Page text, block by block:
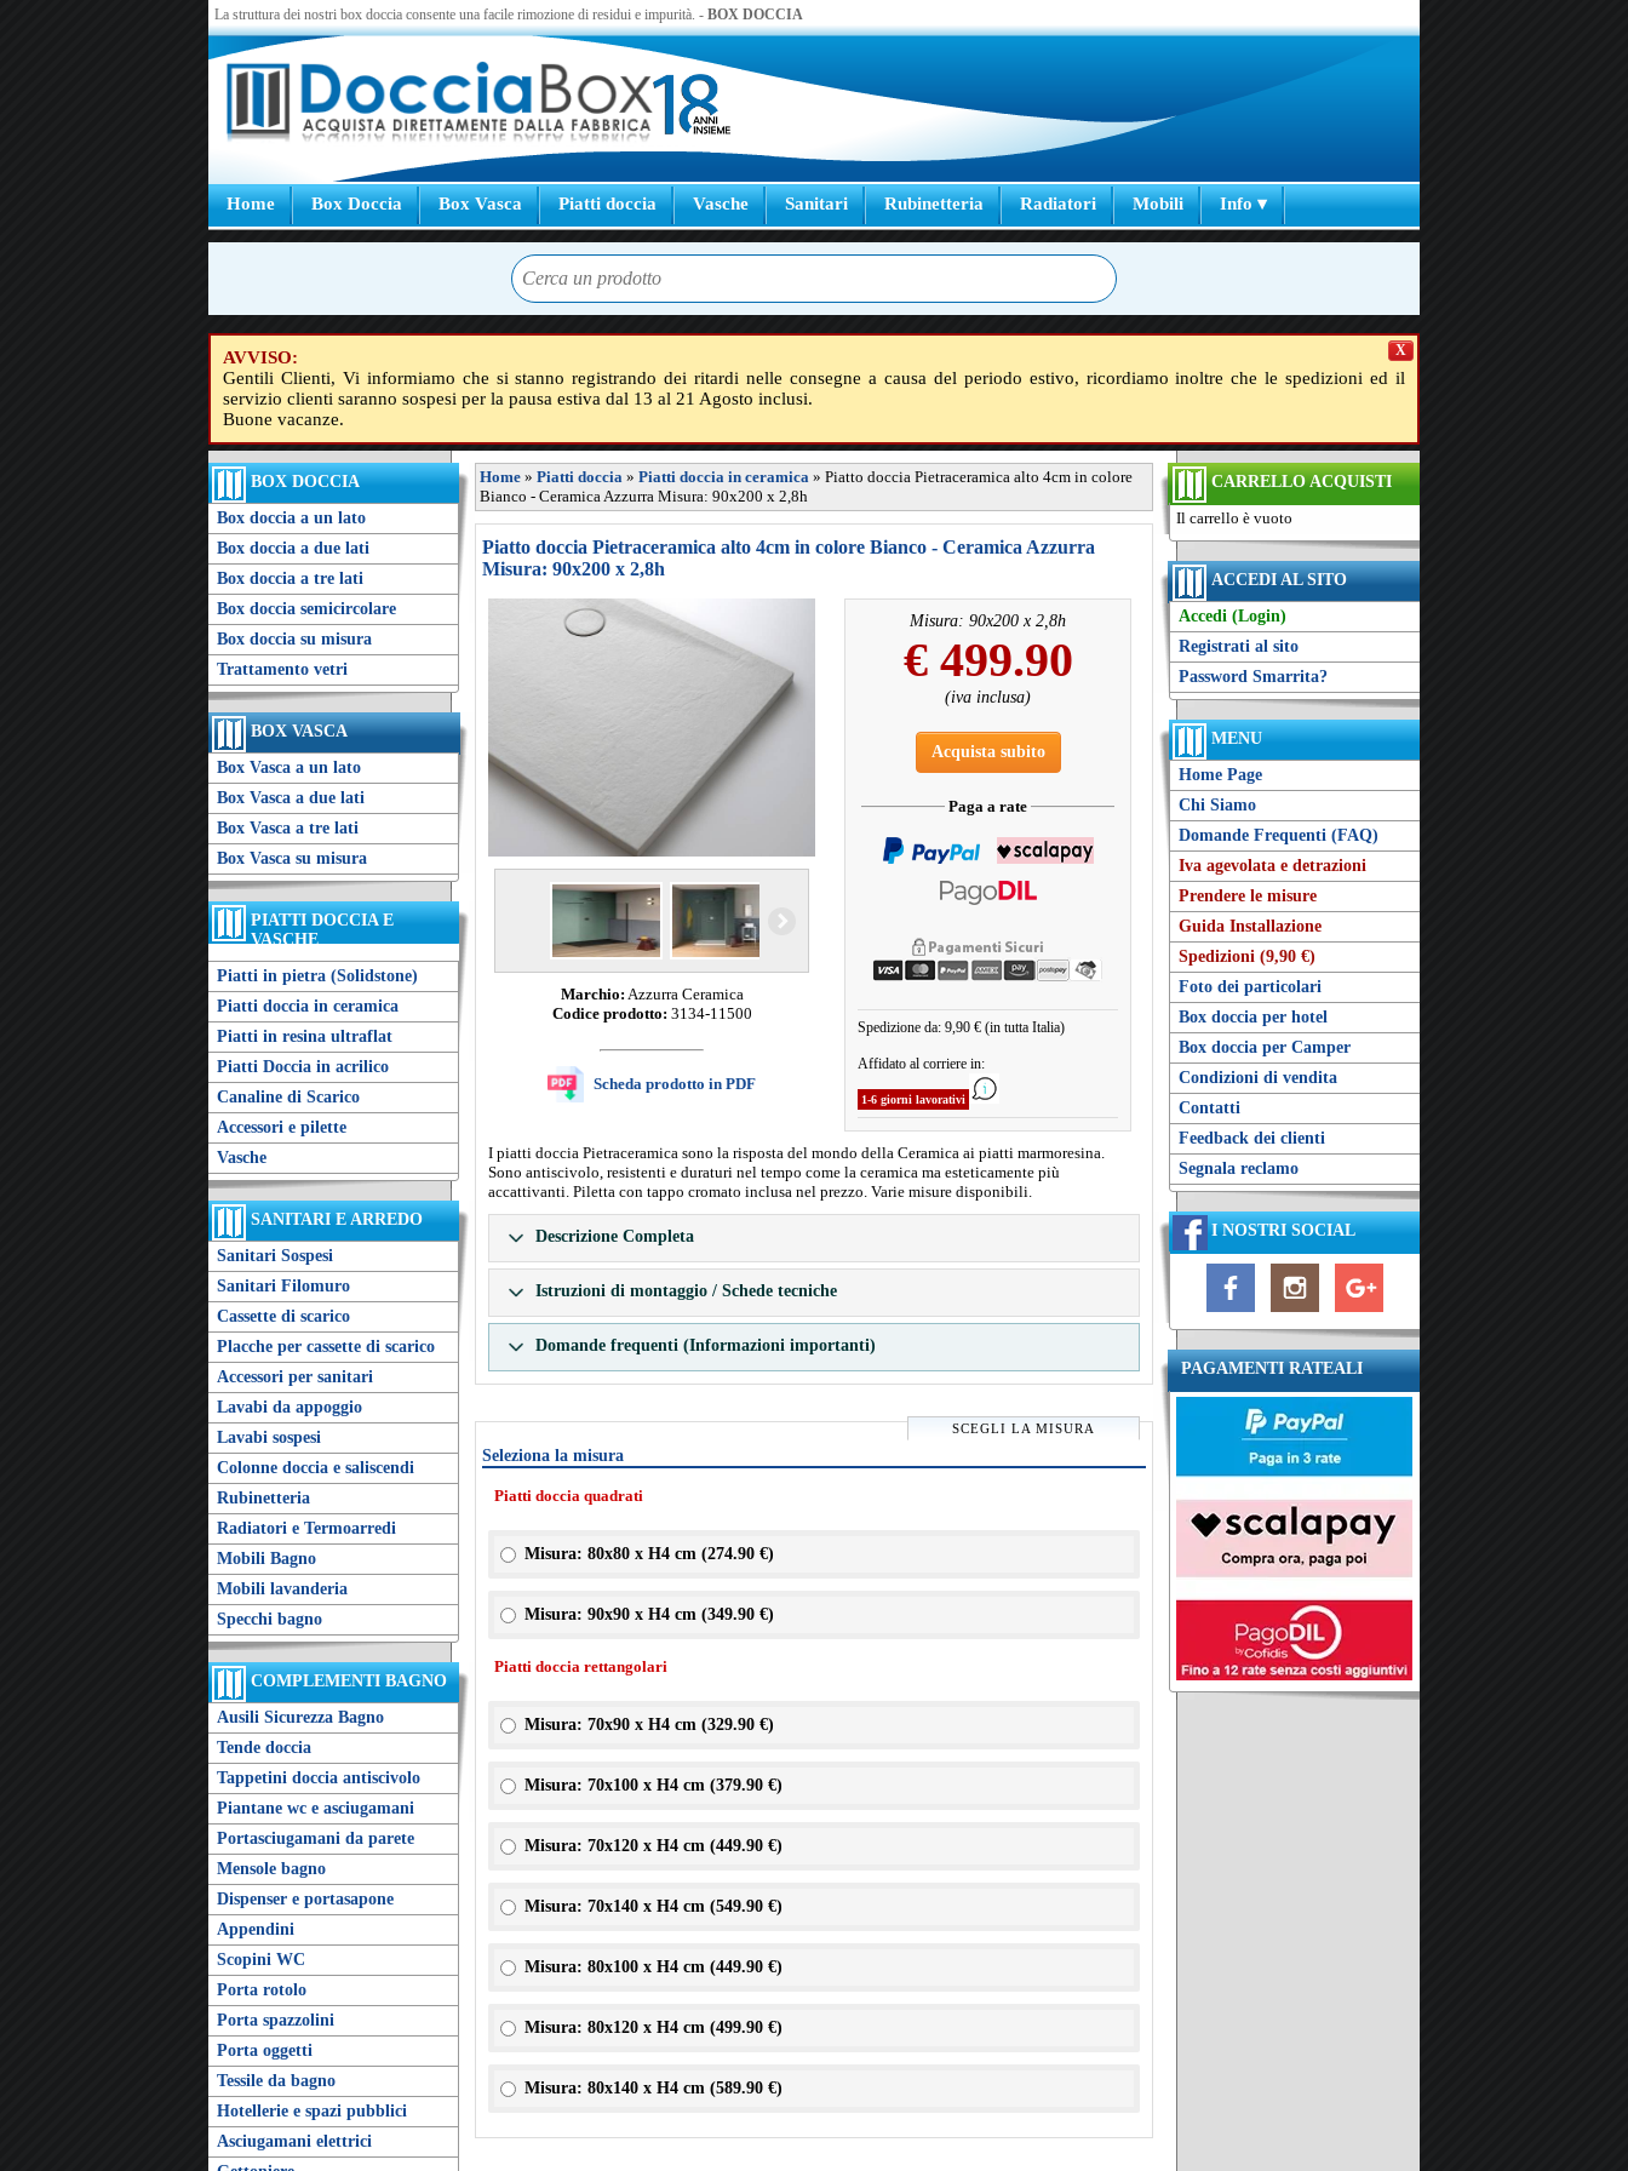
La struttura dei nostri box doccia consente una facile rimozione di residui e impurità. - BOX DOCCIA
Home Box Doccia Box Vasca Piatti doccia Vasche Sanitari Rubinetteria Radiatori Mobili Info ▾
AVVISO:
Gentili Clienti, Vi informiamo che si stanno registrando dei ritardi nelle consegne a causa del periodo estivo, ricordiamo inoltre che le spedizioni ed il
servizio clienti saranno sospesi per la pausa estiva dal 13 al 21 Agosto inclusi.
Buone vacanze.
X
BOX DOCCIA
Box doccia a un lato
Box doccia a due lati
Box doccia a tre lati
Box doccia semicircolare
Box doccia su misura
Trattamento vetri
BOX VASCA
Box Vasca a un lato
Box Vasca a due lati
Box Vasca a tre lati
Box Vasca su misura
PIATTI DOCCIA E
VASCHE
Piatti in pietra (Solidstone)
Piatti doccia in ceramica
Piatti in resina ultraflat
Piatti Doccia in acrilico
Canaline di Scarico
Accessori e pilette
Vasche
SANITARI E ARREDO
Sanitari Sospesi
Sanitari Filomuro
Cassette di scarico
Placche per cassette di scarico
Accessori per sanitari
Lavabi da appoggio
Lavabi sospesi
Colonne doccia e saliscendi
Rubinetteria
Radiatori e Termoarredi
Mobili Bagno
Mobili lavanderia
Specchi bagno
COMPLEMENTI BAGNO
Ausili Sicurezza Bagno
Tende doccia
Tappetini doccia antiscivolo
Piantane wc e asciugamani
Portasciugamani da parete
Mensole bagno
Dispenser e portasapone
Appendini
Scopini WC
Porta rotolo
Porta spazzolini
Porta oggetti
Tessile da bagno
Hotellerie e spazi pubblici
Asciugamani elettrici
CARRELLO ACQUISTI
Il carrello è vuoto
ACCEDI AL SITO
Accedi (Login)
Registrati al sito
Password Smarrita?
MENU
Home Page
Chi Siamo
Domande Frequenti (FAQ)
Iva agevolata e detrazioni
Prendere le misure
Guida Installazione
Spedizioni (9,90 €)
Foto dei particolari
Box doccia per hotel
Box doccia per Camper
Condizioni di vendita
Contatti
Feedback dei clienti
Segnala reclamo
I NOSTRI SOCIAL
PAGAMENTI RATEALI
Home » Piatti doccia » Piatti doccia in ceramica » Piatto doccia Pietraceramica alto 4cm in colore
Bianco - Ceramica Azzurra Misura: 90x200 x 2,8h
Piatto doccia Pietraceramica alto 4cm in colore Bianco - Ceramica Azzurra
Misura: 90x200 x 2,8h
Marchio: Azzurra Ceramica
Codice prodotto: 3134-11500
Scheda prodotto in PDF
Misura: 90x200 x 2,8h
€ 499.90
(iva inclusa)
Acquista subito
Paga a rate
Spedizione da: 9,90 € (in tutta Italia)
Affidato al corriere in:
1-6 giorni lavorativi
I piatti doccia Pietraceramica sono la risposta del mondo della Ceramica ai piatti marmoresina.
Sono antiscivolo, resistenti e duraturi nel tempo come la ceramica ma esteticamente più
accattivanti. Piletta con tappo cromato inclusa nel prezzo. Varie misure disponibili.
Descrizione Completa
Istruzioni di montaggio / Schede tecniche
Domande frequenti (Informazioni importanti)
SCEGLI LA MISURA
Seleziona la misura
Piatti doccia quadrati
Misura: 80x80 x H4 cm (274.90 €)
Misura: 90x90 x H4 cm (349.90 €)
Piatti doccia rettangolari
Misura: 70x90 x H4 cm (329.90 €)
Misura: 70x100 x H4 cm (379.90 €)
Misura: 70x120 x H4 cm (449.90 €)
Misura: 70x140 x H4 cm (549.90 €)
Misura: 80x100 x H4 cm (449.90 €)
Misura: 80x120 x H4 cm (499.90 €)
Misura: 80x140 x H4 cm (589.90 €)